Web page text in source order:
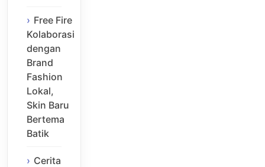
Free Fire
Kolaborasi
dengan
Brand
Fashion
Lokal,
Skin Baru
Bertema
Batik
Cerita